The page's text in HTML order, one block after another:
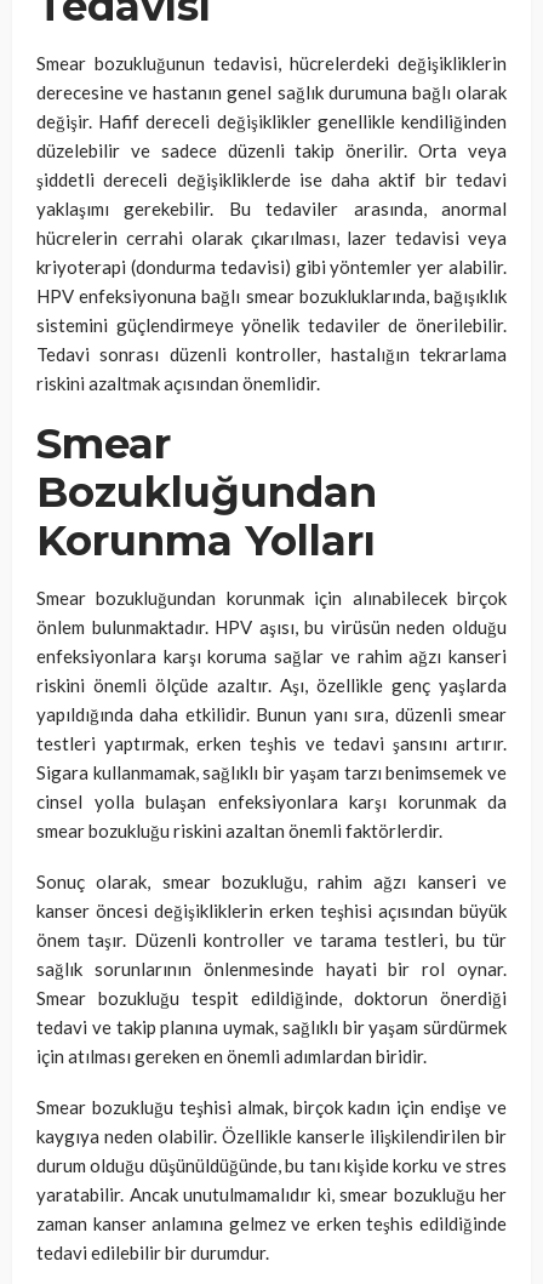
Smear bozukluğunun tedavisi, hücrelerdeki değişikliklerin
derecesine ve hastanın genel sağlık durumuna bağlı olarak
değişir. Hafif dereceli değişiklikler genellikle kendiliğinden
düzelebilir ve sadece düzenli takip önerilir. Orta veya
şiddetli dereceli değişikliklerde ise daha aktif bir tedavi
yaklaşımı gerekebilir. Bu tedaviler arasında, anormal
hücrelerin cerrahi olarak çıkarılması, lazer tedavisi veya
kriyoterapi (dondurma tedavisi) gibi yöntemler yer alabilir.
HPV enfeksiyonuna bağlı smear bozukluklarında, bağışıklık
sistemini güçlendirmeye yönelik tedaviler de önerilebilir.
Tedavi sonrası düzenli kontroller, hastalığın tekrarlama
riskini azaltmak açısından önemlidir.
Smear
Bozukluğundan
Korunma Yolları
Smear bozukluğundan korunmak için alınabilecek birçok
önlem bulunmaktadır. HPV aşısı, bu virüsün neden olduğu
enfeksiyonlara karşı koruma sağlar ve rahim ağzı kanseri
riskini önemli ölçüde azaltır. Aşı, özellikle genç yaşlarda
yapıldığında daha etkilidir. Bunun yanı sıra, düzenli smear
testleri yaptırmak, erken teşhis ve tedavi şansını artırır.
Sigara kullanmamak, sağlıklı bir yaşam tarzı benimsemek ve
cinsel yolla bulaşan enfeksiyonlara karşı korunmak da
smear bozukluğu riskini azaltan önemli faktörlerdir.
Sonuç olarak, smear bozukluğu, rahim ağzı kanseri ve
kanser öncesi değişikliklerin erken teşhisi açısından büyük
önem taşır. Düzenli kontroller ve tarama testleri, bu tür
sağlık sorunlarının önlenmesinde hayati bir rol oynar.
Smear bozukluğu tespit edildiğinde, doktorun önerdiği
tedavi ve takip planına uymak, sağlıklı bir yaşam sürdürmek
için atılması gereken en önemli adımlardan biridir.
Smear bozukluğu teşhisi almak, birçok kadın için endişe ve
kaygıya neden olabilir. Özellikle kanserle ilişkilendirilen bir
durum olduğu düşünüldüğünde, bu tanı kişide korku ve stres
yaratabilir. Ancak unutulmamalıdır ki, smear bozukluğu her
zaman kanser anlamına gelmez ve erken teşhis edildiğinde
tedavi edilebilir bir durumdur.